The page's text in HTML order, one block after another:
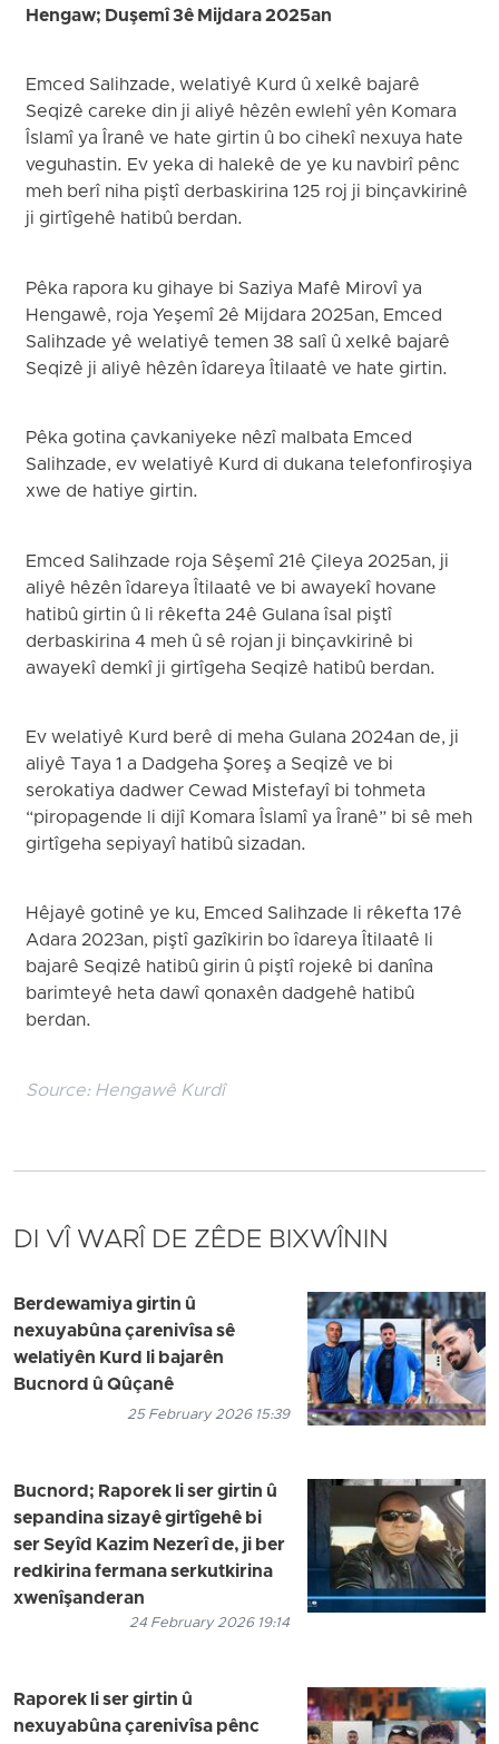
Hengaw; Duşemî 3ê Mijdara 2025an
Emced Salihzade, welatiyê Kurd û xelkê bajarê
Seqizê careke din ji aliyê hêzên ewlehî yên Komara
Îslamî ya Îranê ve hate girtin û bo cihekî nexuya hate
veguhastin. Ev yeka di halekê de ye ku navbirî pênc
meh berî niha piştî derbaskirina 125 roj ji binçavkirinê
ji girtîgehê hatibû berdan.
Pêka rapora ku gihaye bi Saziya Mafê Mirovî ya
Hengawê, roja Yeşemî 2ê Mijdara 2025an, Emced
Salihzade yê welatiyê temen 38 salî û xelkê bajarê
Seqizê ji aliyê hêzên îdareya Îtilaatê ve hate girtin.
Pêka gotina çavkaniyeke nêzî malbata Emced
Salihzade, ev welatiyê Kurd di dukana telefonfiroşiya
xwe de hatiye girtin.
Emced Salihzade roja Sêşemî 21ê Çileya 2025an, ji
aliyê hêzên îdareya Îtilaatê ve bi awayekî hovane
hatibû girtin û li rêkefta 24ê Gulana îsal piştî
derbaskirina 4 meh û sê rojan ji binçavkirinê bi
awayekî demkî ji girtîgeha Seqizê hatibû berdan.
Ev welatiyê Kurd berê di meha Gulana 2024an de, ji
aliyê Taya 1 a Dadgeha Şoreş a Seqizê ve bi
serokatiya dadwer Cewad Mistefayî bi tohmeta
“piropagende li dijî Komara Îslamî ya Îranê” bi sê meh
girtîgeha sepiyayî hatibû sizadan.
Hêjayê gotinê ye ku, Emced Salihzade li rêkefta 17ê
Adara 2023an, piştî gazîkirin bo îdareya Îtilaatê li
bajarê Seqizê hatibû girin û piştî rojekê bi danîna
barimteyê heta dawî qonaxên dadgehê hatibû
berdan.
Source: Hengawê Kurdî
DI VÎ WARÎ DE ZÊDE BIXWÎNIN
Berdewamiya girtin û
nexuyabûna çarenivîsa sê
welatiyên Kurd li bajarên
Bucnord û Qûçanê
25 February 2026 15:39
Bucnord; Raporek li ser girtin û
sepandina sizayê girtîgehê bi
ser Seyîd Kazim Nezerî de, ji ber
redkirina fermana serkutkirina
xwenîşanderan
24 February 2026 19:14
Raporek li ser girtin û
nexuyabûna çarenivîsa pênc